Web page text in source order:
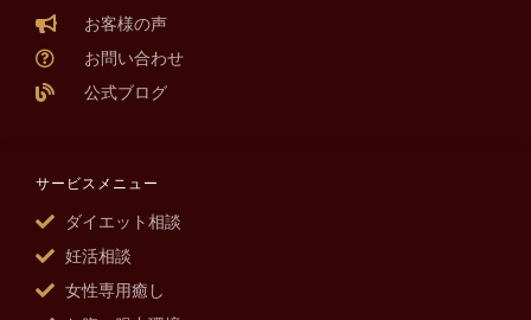
お客様の声
お問い合わせ
公式ブログ
サービスメニュー
ダイエット相談
妊活相談
女性専用癒し